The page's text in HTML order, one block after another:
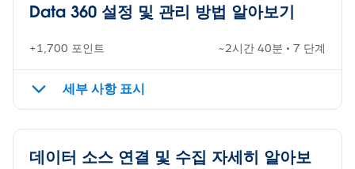
Data 360 설정 및 관리 방법 알아보기
+1,700 포인트 ~2시간 40분 • 7 단계
세부 사항 표시
데이터 소스 연결 및 수집 자세히 알아보